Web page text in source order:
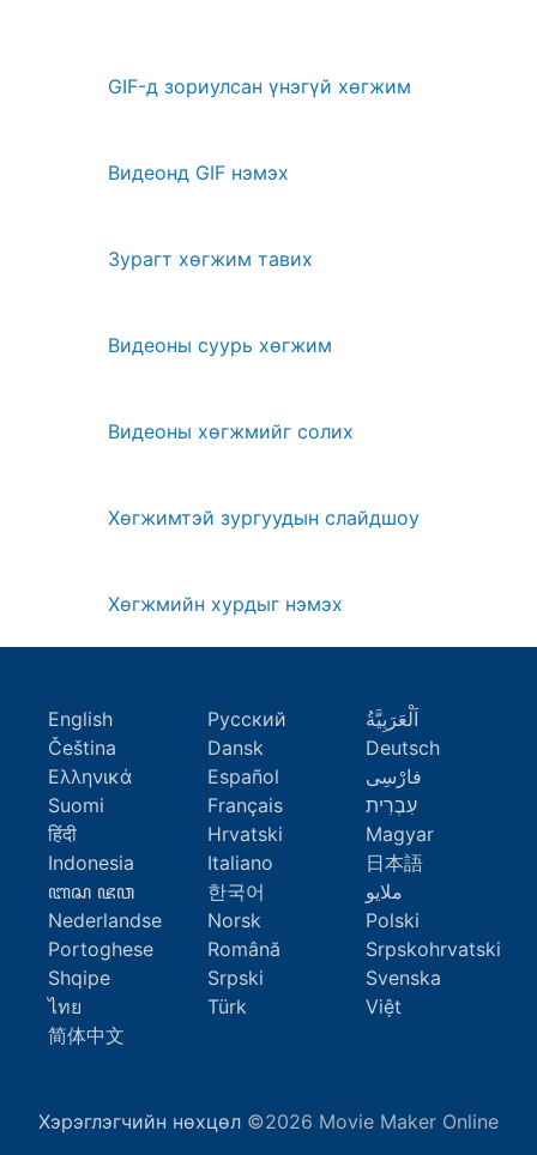
GIF-д зориулсан үнэгүй хөгжим
Видеонд GIF нэмэх
Зурагт хөгжим тавих
Видеоны суурь хөгжим
Видеоны хөгжмийг солих
Хөгжимтэй зургуудын слайдшоу
Хөгжмийн хурдыг нэмэх
English Русский
اَلْعَرَبِيَّةُ
Čeština
Dansk
Deutsch
Ελληνικά
Español
فارْسِى
Suomi
Français
עִבְרִית
हिंदी
Hrvatski
Magyar
Indonesia
Italiano
日本語
ꦧꦱ ꦗꦮ
한국어
ملايو
Nederlandse
Norsk
Polski
Portoghese
Română
Srpskohrvatski
Shqipe
Srpski
Svenska
ไทย
Türk
Việt
简体中文
Хэрэглэгчийн нөхцөл ©2026 Movie Maker Online